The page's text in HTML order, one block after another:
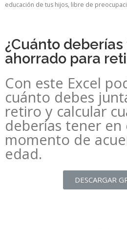
educación de tus hijos, libre de
¿Cuánto
ahorrado para
Con este Excel
cuánto debes
retiro y calcular
deberías tener en
momento de
edad.
DESCARGAR